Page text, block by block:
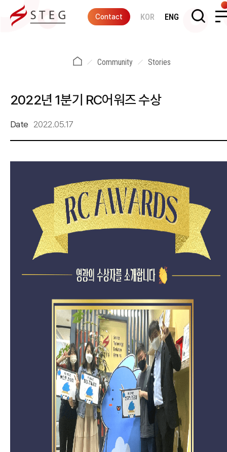
Contact KOR ENG
Community Stories
2022년 1분기 RC어워즈 수상
Date 2022.05.17